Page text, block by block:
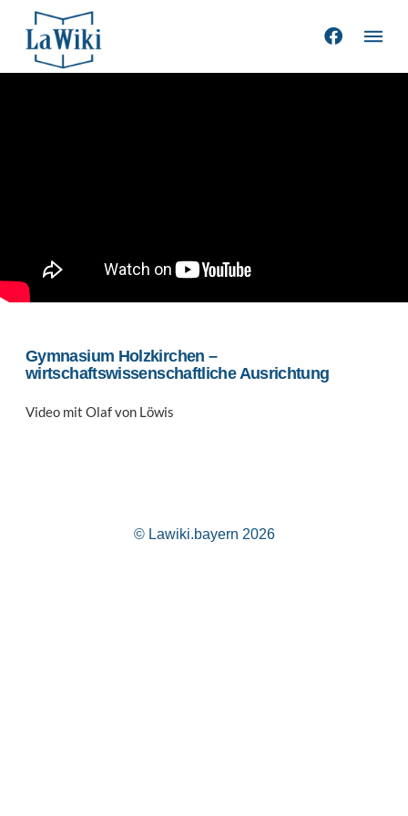
Gymnasium Holzkirchen –
wirtschaftswissenschaftliche Ausrichtung
Video mit Olaf von Löwis
© Lawiki.bayern 2026